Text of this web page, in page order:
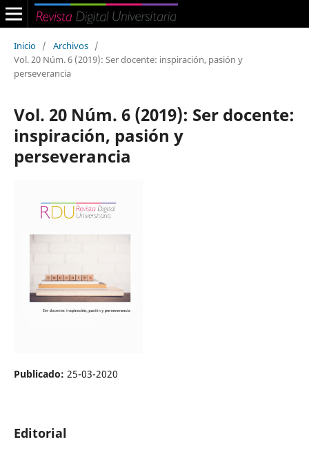
Inicio / Archivos /
Vol. 20 Núm. 6 (2019): Ser docente: inspiración, pasión y
perseverancia
Vol. 20 Núm. 6 (2019): Ser docente:
inspiración, pasión y
perseverancia
Publicado: 25-03-2020
Editorial